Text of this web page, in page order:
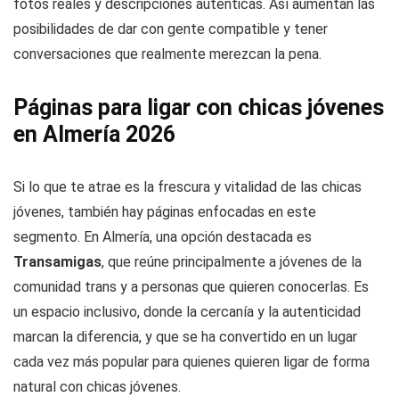
fotos reales y descripciones auténticas. Así aumentan las
posibilidades de dar con gente compatible y tener
conversaciones que realmente merezcan la pena.
Páginas para ligar con chicas jóvenes
en Almería 2026
Si lo que te atrae es la frescura y vitalidad de las chicas
jóvenes, también hay páginas enfocadas en este
segmento. En Almería, una opción destacada es
Transamigas, que reúne principalmente a jóvenes de la
comunidad trans y a personas que quieren conocerlas. Es
un espacio inclusivo, donde la cercanía y la autenticidad
marcan la diferencia, y que se ha convertido en un lugar
cada vez más popular para quienes quieren ligar de forma
natural con chicas jóvenes.